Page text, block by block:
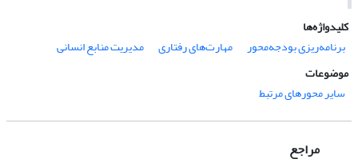
کلیدواژه‌ها
برنامه‌ریزی بودجه‌محور
مهارت‌های رفتاری
مدیریت منابع انسانی
موضوعات
سایر محورهای مرتبط
مراجع